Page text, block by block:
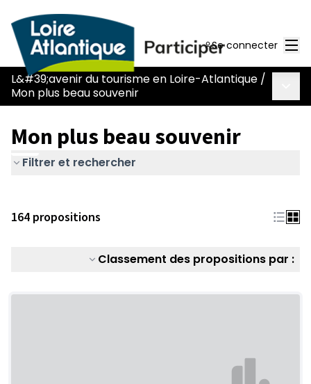
Se connecter
L&#39;avenir du tourisme en Loire-Atlantique /
Mon plus beau souvenir
Mon plus beau souvenir
Filtrer et rechercher
164 propositions
Classement des propositions par :